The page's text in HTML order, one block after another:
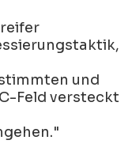
und
Feld versteckt